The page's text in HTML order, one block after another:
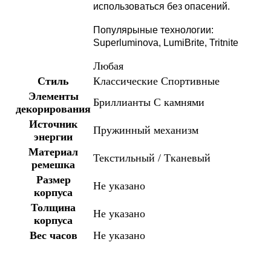
использоваться без опасений.
Популярыные технологии:
Superluminova, LumiBrite, Tritnite
Любая
Стиль
Классические Спортивные
Элементы
декорирования
Бриллианты С камнями
Источник
энергии
Пружинный механизм
Материал
ремешка
Текстильный / Тканевый
Размер
корпуса
Не указано
Толщина
корпуса
Не указано
Вес часов
Не указано